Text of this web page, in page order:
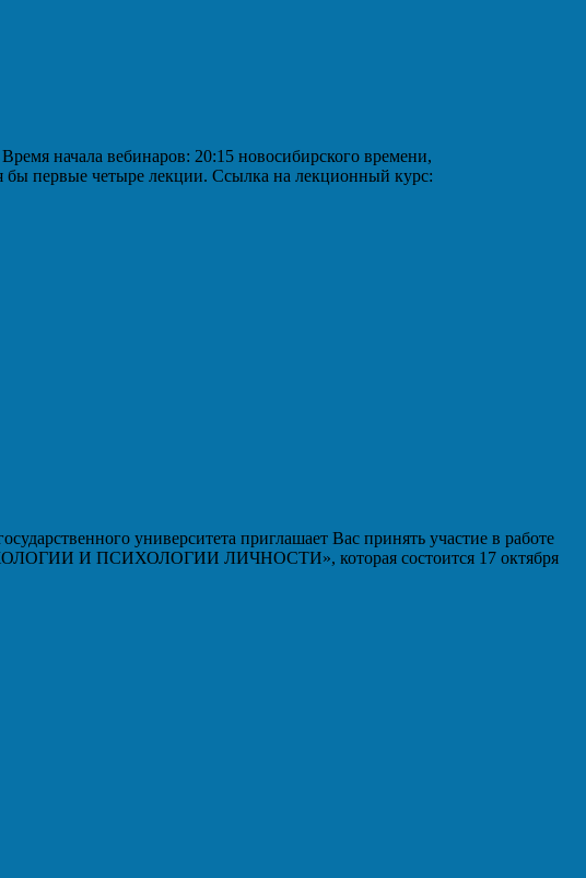
вебинаров: 20:15 новосибирского времени,
бы первые четыре лекции. Ссылка на лекционный курс:
университета приглашает Вас принять участие в работе
И ПСИХОЛОГИИ ЛИЧНОСТИ», которая состоится 17 октября